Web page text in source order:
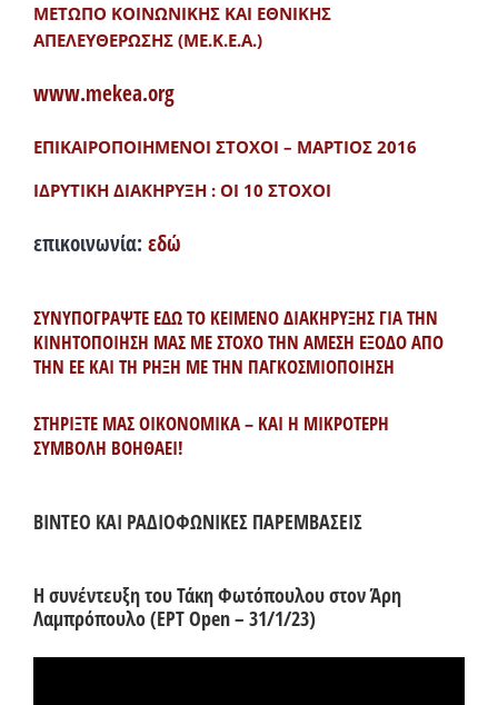
ΜΕΤΩΠΟ ΚΟΙΝΩΝΙΚΗΣ ΚΑΙ ΕΘΝΙΚΗΣ
ΑΠΕΛΕΥΘΕΡΩΣΗΣ (ΜΕ.Κ.Ε.Α.)
www.mekea.org
ΕΠΙΚΑΙΡΟΠΟΙΗΜΕΝΟΙ ΣΤΟΧΟΙ – ΜΑΡΤΙΟΣ 2016
ΙΔΡΥΤΙΚΗ ΔΙΑΚΗΡΥΞΗ : ΟΙ 10 ΣΤΟΧΟΙ
επικοινωνία: εδώ
ΣΥΝΥΠΟΓΡΑΨΤΕ ΕΔΩ ΤΟ ΚΕΙΜΕΝΟ ΔΙΑΚΗΡΥΞΗΣ ΓΙΑ ΤΗΝ
ΚΙΝΗΤΟΠΟΙΗΣΗ ΜΑΣ ΜΕ ΣΤΟΧΟ ΤΗΝ ΑΜΕΣΗ ΕΞΟΔΟ ΑΠΟ
ΤΗΝ ΕΕ ΚΑΙ ΤΗ ΡΗΞΗ ΜΕ ΤΗΝ ΠΑΓΚΟΣΜΙΟΠΟΙΗΣΗ
ΣΤΗΡΙΞΤΕ ΜΑΣ ΟΙΚΟΝΟΜΙΚΑ – ΚΑΙ Η ΜΙΚΡΟΤΕΡΗ
ΣΥΜΒΟΛΗ ΒΟΗΘΑΕΙ!
ΒΙΝΤΕΟ ΚΑΙ ΡΑΔΙΟΦΩΝΙΚΕΣ ΠΑΡΕΜΒΑΣΕΙΣ
Η συνέντευξη του Τάκη Φωτόπουλου στον Άρη
Λαμπρόπουλο (ΕΡΤ Open – 31/1/23)